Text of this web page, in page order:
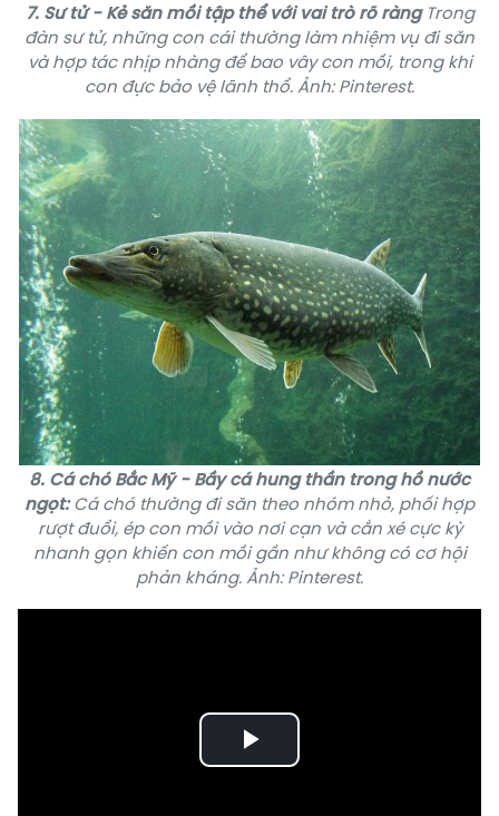
7. Sư tử - Kẻ săn mồi tập thể với vai trò rõ ràngTrong
đàn sư tử, những con cái thường làm nhiệm vụ đi săn
và hợp tác nhịp nhàng để bao vây con mồi, trong khi
con đực bảo vệ lãnh thổ. Ảnh: Pinterest.
8. Cá chó Bắc Mỹ - Bầy cá hung thần trong hồ nước
ngọt:Cá chó thường đi săn theo nhóm nhỏ, phối hợp
rượt đuổi, ép con mồi vào nơi cạn và cắn xé cực kỳ
nhanh gọn khiến con mồi gần như không có cơ hội
phản kháng. Ảnh: Pinterest.
Play